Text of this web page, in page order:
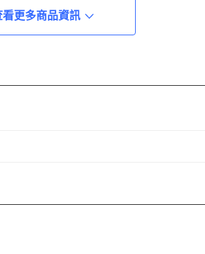
看更多商品資訊